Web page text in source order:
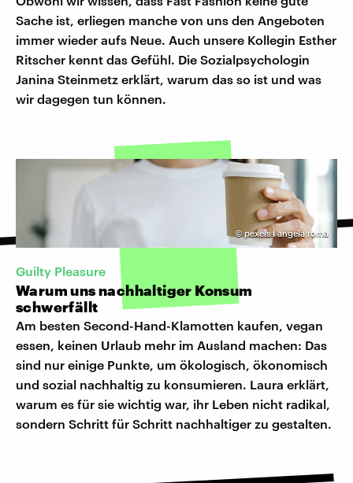
Sache ist, erliegen manche von uns den Angeboten
immer wieder aufs Neue. Auch unsere Kollegin Esther
Ritscher kennt das Gefühl. Die Sozialpsychologin
Janina Steinmetz erklärt, warum das so ist und was
wir dagegen tun können.
© pexels I angela roma
Guilty Pleasure
Warum uns nachhaltiger Konsum
schwerfällt
Am besten Second-Hand-Klamotten kaufen, vegan
essen, keinen Urlaub mehr im Ausland machen: Das
sind nur einige Punkte, um ökologisch, ökonomisch
und sozial nachhaltig zu konsumieren. Laura erklärt,
warum es für sie wichtig war, ihr Leben nicht radikal,
sondern Schritt für Schritt nachhaltiger zu gestalten.